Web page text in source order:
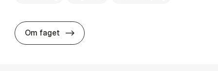
Om faget about